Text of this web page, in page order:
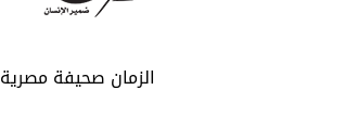
الزمان صحيفة مصرية